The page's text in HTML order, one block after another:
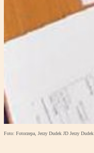
Foto: Fotorzepa, Jerzy Dudek JD Jerzy Dudek